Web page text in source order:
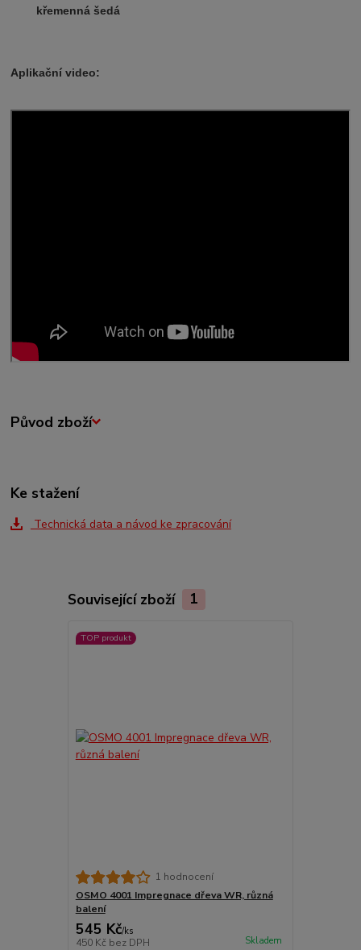
křemenná šedá
Aplikační video:
Původ zboží
Ke stažení
Technická data a návod ke zpracování
Související zboží 1
TOP produkt
1 hodnocení
OSMO 4001 Impregnace dřeva WR, různá
balení
545 Kč/ks
450 Kč bez DPH Skladem